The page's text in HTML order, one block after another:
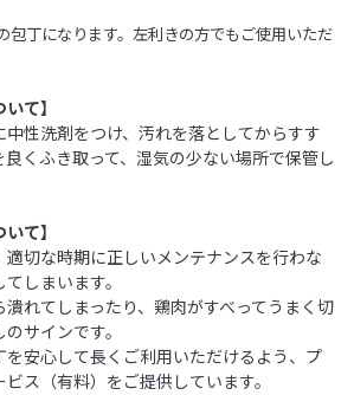
丁になります。左利きの方でもご使用いただ
て】
中性洗剤をつけ、汚れを落としてからすす
くふき取って、湿気の少ない場所で保管し
て】
適切な時期に正しいメンテナンスを行わな
しまいます。
れてしまったり、鶏肉がすべってうまく切
サインです。
を安心して長くご利用いただけるよう、プ
ス（有料）をご提供しています。